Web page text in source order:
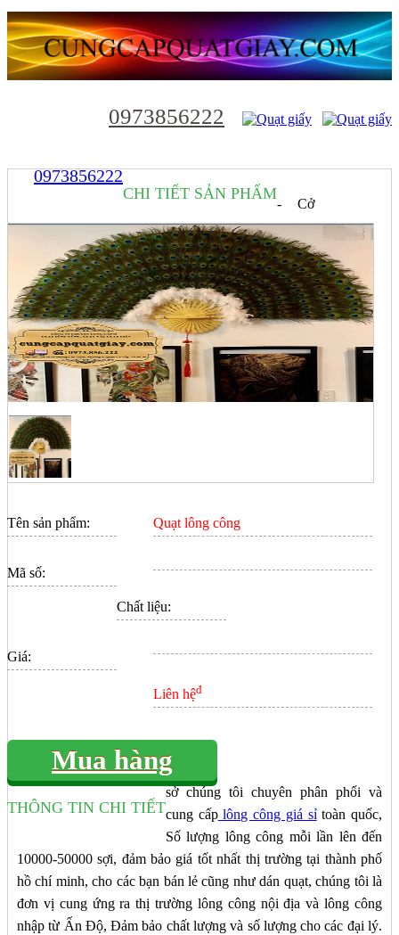
0973856222
0973856222
CHI TIẾT SẢN PHẨM
Tên sản phẩm: Quạt lông công
Mã số:
Chất liệu:
Giá:
Liên hệđ
Mua hàng
THÔNG TIN CHI TIẾT
- Cở
sở chúng tôi chuyên phân phối và
cung cấplông công giá sỉtoàn quốc,
Số lượng lông công mỗi lần lên đến
10000-50000 sợi, đảm bảo giá tốt nhất thị trường tại thành phố
hồ chí minh, cho các bạn bán lẻ cũng như dán quạt, chúng tôi là
đơn vị cung ứng ra thị trường lông công nội địa và lông công
nhập từ Ấn Độ, Đảm bảo chất lượng và số lượng cho các đại lý.